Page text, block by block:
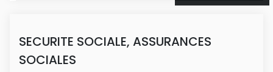
SECURITE SOCIALE, ASSURANCES
SOCIALES